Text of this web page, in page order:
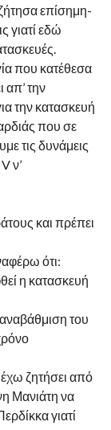
επίσημη-
γιατί εδώ
που κατέθεσα
απ’ την
την κατασκευή
που σε
τις δυνάμεις
ν’
και πρέπει
ότι:
η κατασκευή
του
ζητήσει από
Μανιάτη να
γιατί